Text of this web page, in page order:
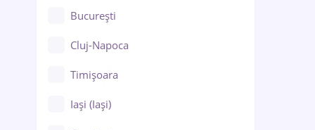
București
Cluj-Napoca
Timișoara
Iași (Iași)